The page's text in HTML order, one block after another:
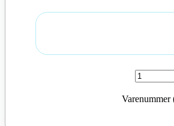
BMW
X3
(G01)